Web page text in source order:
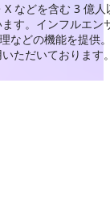
などを含む 3 億人
す。インフルエン
などの機能を提供
ただいております